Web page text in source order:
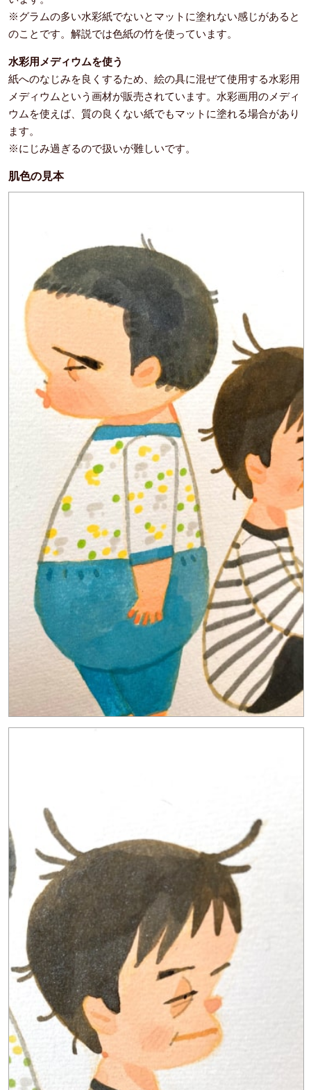
※グラムの多い水彩紙でないとマットに塗れない感じがあると
のことです。解説では色紙の竹を使っています。
水彩用メディウムを使う
紙へのなじみを良くするため、絵の具に混ぜて使用する水彩用
メディウムという画材が販売されています。水彩画用のメディ
ウムを使えば、質の良くない紙でもマットに塗れる場合があり
ます。
※にじみ過ぎるので扱いが難しいです。
肌色の見本